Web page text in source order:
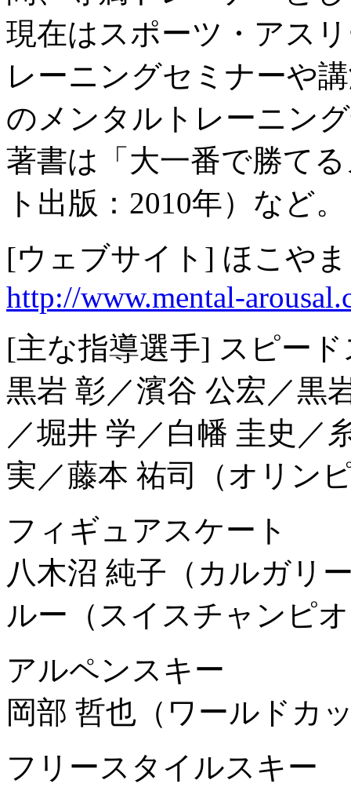
現在はスポーツ・アス
レーニングセミナーや
のメンタルトレーニン
著書は「大一番で勝て
ト出版：2010年）など。
[ウェブサイト] ほこや
http://www.mental-
[主な指導選手] スピー
黒岩 彰／濱谷 公宏／黒
／堀井 学／白幡 圭史／
実／藤本 祐司（オリン
フィギュアスケート
八木沼 純子（カルガリ
ルー（スイスチャンピ
アルペンスキー
岡部 哲也（ワールドカ
フリースタイルスキー